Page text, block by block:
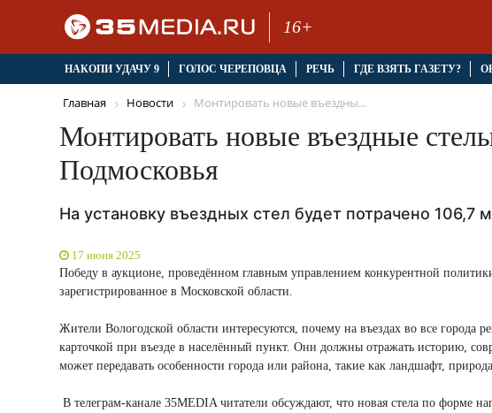
16+
НАКОПИ УДАЧУ 9 ГОЛОС ЧЕРЕПОВЦА РЕЧЬ ГДЕ ВЗЯТЬ ГАЗЕТУ?
Главная Новости Монтировать новые въездны...
Монтировать новые въездные
Подмосковья
На установку въездных стел будет потрачено 106,7
17 июня 2025
Победу в аукционе, проведённом главным управлением конкурентной
зарегистрированное в Московской области.
Жители Вологодской области интересуются, почему на въездах во все города
карточкой при въезде в населённый пункт. Они должны отражать историю,
может передавать особенности города или района, такие как ландшафт,
В телеграм-канале 35MEDIA читатели обсуждают, что новая стела по форме